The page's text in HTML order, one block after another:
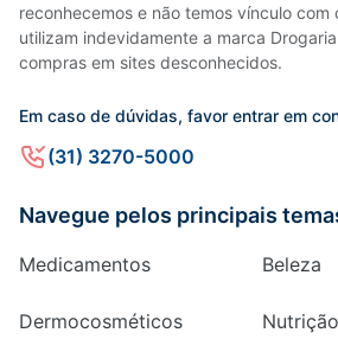
reconhecemos e não temos vínculo com
utilizam indevidamente a marca
compras em sites desconhecidos.
Em caso de dúvidas, favor entrar em
(31) 3270-5000
Navegue pelos principais
Medicamentos Beleza
Dermocosméticos